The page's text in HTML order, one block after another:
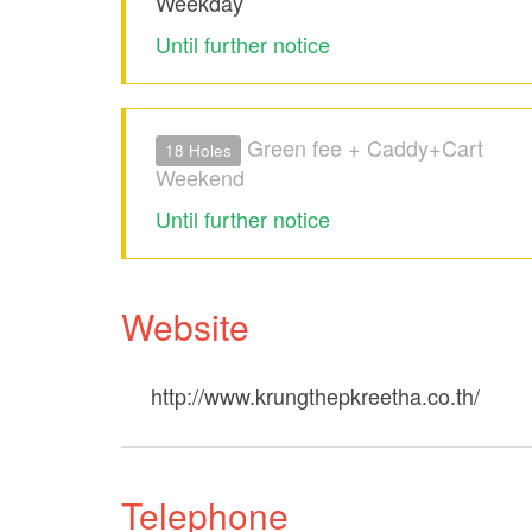
Until further notice
18 Holes
Green fee + Caddy+Cart
Weekend
Until further notice
Website
http://www.krungthepkreetha.co.th/
Telephone